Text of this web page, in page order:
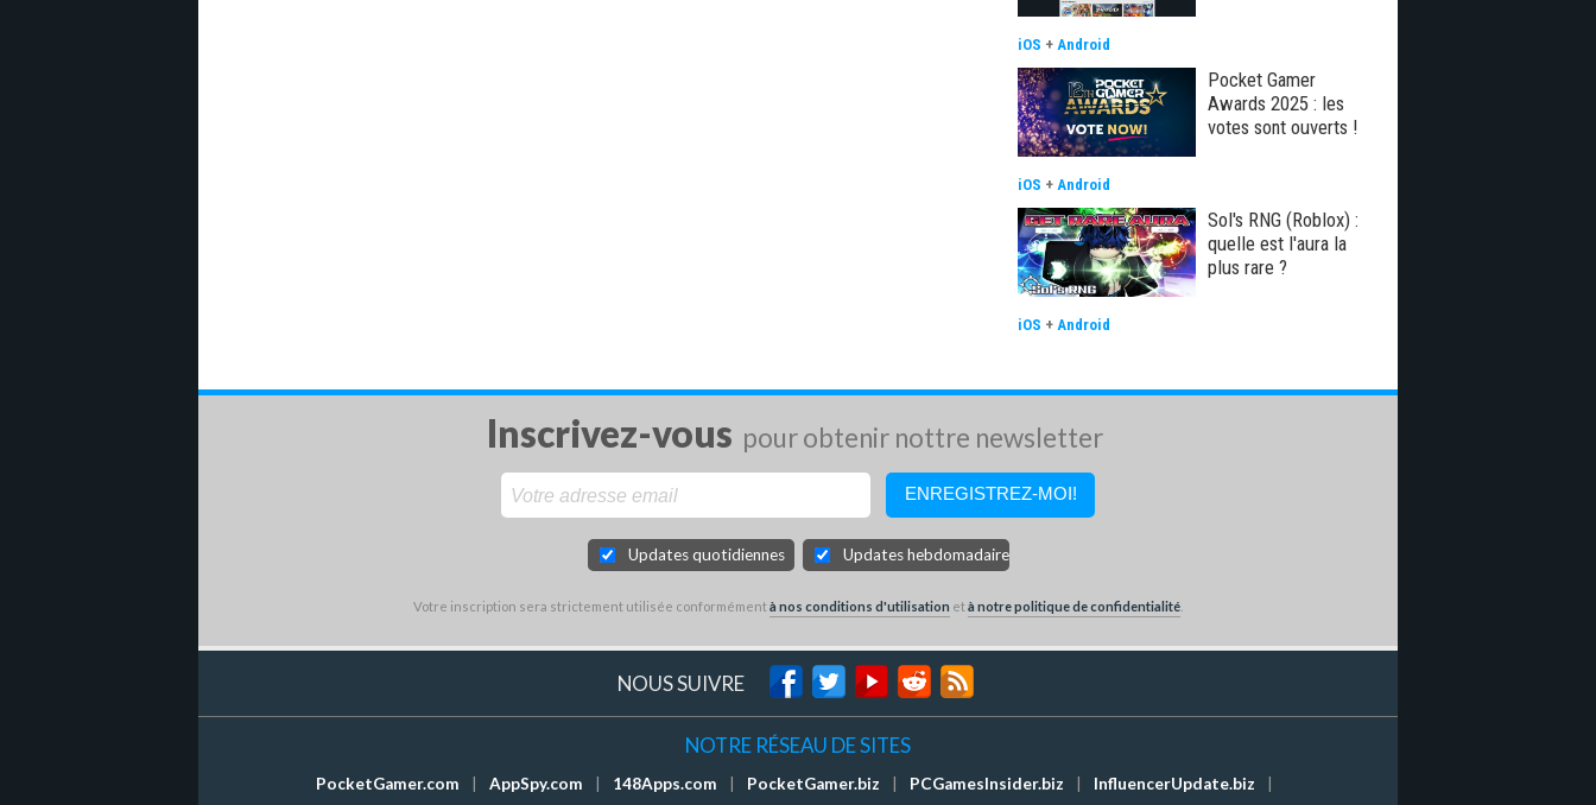
iOS + Android
Pocket Gamer
Awards 2025 : les
votes sont ouverts !
iOS + Android
Sol's RNG (Roblox) :
quelle est l'aura la
plus rare ?
iOS + Android
Inscrivez-vous pour obtenir nottre newsletter
Updates quotidiennes Updates hebdomadaires
Votre inscription sera strictement utilisée conformémentà nos conditions d'utilisation età notre politique de confidentialité
NOUS SUIVRE
NOTRE RÉSEAU DE SITES
PocketGamer.com AppSpy.com 148Apps.com PocketGamer.biz PCGamesInsider.biz InfluencerUpdate.biz